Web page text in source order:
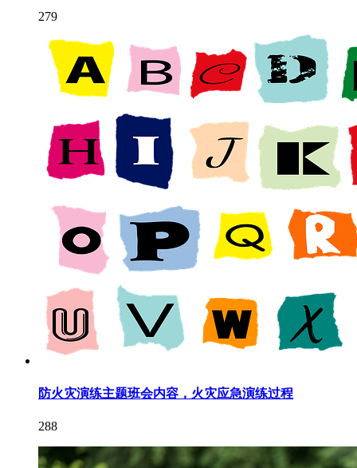
279
防火灾演练主题班会内容，火灾应急演练过程
288